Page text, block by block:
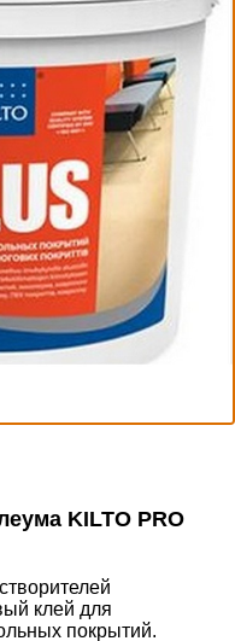
KILTO PRO
клей для
покрытий.